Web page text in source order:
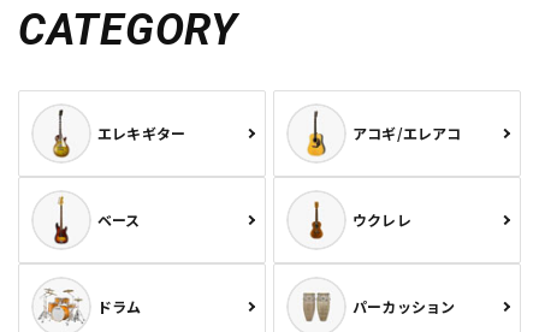
CATEGORY
エレキギター アコギ/エレアコ
ベース ウクレレ
ドラム パーカッション